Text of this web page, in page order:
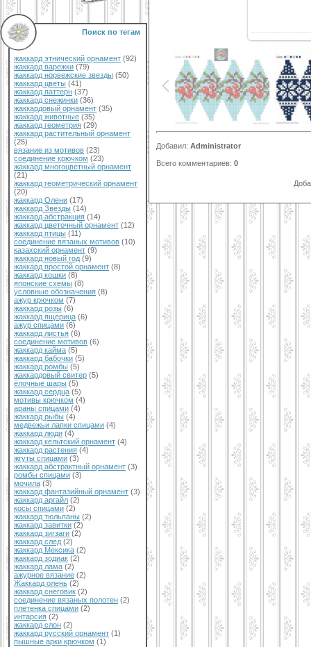
Поиск по тегам
жаккард этнический орнамент (92)
жаккард варежки (79)
жаккард норвежские звезды (50)
жаккард цветы (41)
жаккард паттерн (37)
жаккард снежинки (36)
жаккардовый орнамент (35)
жаккард животные (35)
жаккард геометрия (29)
жаккард растительный орнамент
(25)
вязание из мотивов (23)
соединение крючком (23)
жаккард многоцветный орнамент
(21)
жаккард геометрический орнамент
(20)
жаккард Олени (17)
жаккард Звезды (14)
жаккард абстракция (14)
жаккард цветочный орнамент (12)
жаккард птицы (11)
соединение вязаных мотивов (10)
казахский орнамент (9)
жаккард новый год (9)
жаккард простой орнамент (8)
жаккард кошки (8)
японские схемы (8)
условные обозначения (8)
ажур крючком (7)
жаккард розы (6)
жаккард ящерица (6)
ажур спицами (6)
жаккард листья (6)
соединение мотивов (6)
жаккард кайма (5)
жаккард бабочки (5)
жаккард ромбы (5)
жаккардовый свитер (5)
ёлочные шары (5)
жаккард сердца (5)
мотивы крючком (4)
араны спицами (4)
жаккард рыбы (4)
медвежьи лапки спицами (4)
жаккард люди (4)
жаккард кельтский орнамент (4)
жаккард растения (4)
жгуты спицами (3)
жаккард абстрактный орнамент (3)
ромбы спицами (3)
мочила (3)
жаккард фантазийный орнамент (3)
жаккард аргайл (2)
косы спицами (2)
жаккард тюльпаны (2)
жаккард завитки (2)
жаккард зигзаги (2)
жаккард след (2)
жаккард Мексика (2)
жаккард зодиак (2)
жаккард лама (2)
ажурное вязание (2)
Жаккард олень (2)
жаккард снеговик (2)
соединение вязаных полотен (2)
плетенка спицами (2)
интарсия (2)
жаккард слон (2)
жаккард русский орнамент (1)
пышные арки крючком (1)
Добавил: Administrator
Всего комментариев: 0